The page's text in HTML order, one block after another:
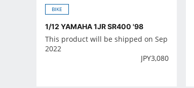
BIKE
1/12 YAMAHA 1JR SR400 '98
This product will be shipped on Sep
2022
JPY3,080